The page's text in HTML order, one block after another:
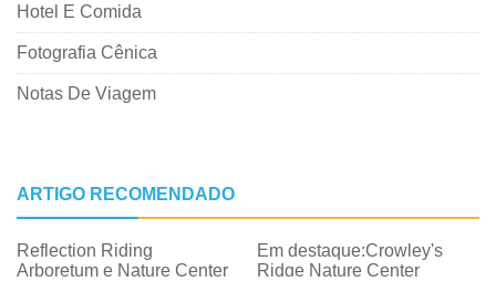
Hotel E Comida
Fotografia Cênica
Notas De Viagem
ARTIGO RECOMENDADO
Reflection Riding
Arboretum e Nature Center
Em destaque:Crowley's
Ridge Nature Center